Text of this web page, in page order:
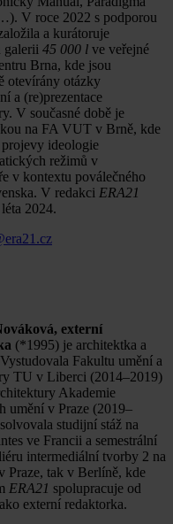
V roce 2022 s podporou
a kurátoruje
galerii 45 000 l ve veřejné
Brna, kde jsou
otevírány otázky
a (re)prezentace
V současné době je
na FA VUT v Brně, kde
projevy ideologie
režimů v
v kontextu poválečného
V redakci ERA21
2024.
externí
(*1995) je architektka a
Fakultu umění a
TU v Liberci (2014–2019)
Akademie
umění v Praze (2019–
studijní stáž na
ve Francii a semestrální
intermediální tvorby 2 na
Praze, tak v Berlíně, kde
ERA21 spolupracuje od
externí redaktorka.